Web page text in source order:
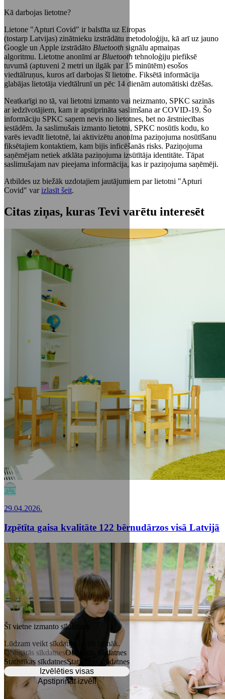
Šī vietne izmanto sīkdatnes
Lūdzam veikt sīkdatņu izvēli zemāk.
Obligātās sīkdatnesObligātās sīkdatnes
Statistikas sīkdatnesStatistikas sīkdatnes
Izvēlēties visas
Apstiprināt izvēli
Kā darbojas lietotne?
Lietone "Apturi Covid" ir balstīta uz Eiropas
(tostarp Latvijas) zinātnieku izstrādātu metodoloģiju, kā arī uz jauno
Google un Apple izstrādāto Bluetooth signālu apmaiņas
algoritmu. Lietotne anonīmi ar Bluetooth tehnoloģiju piefiksē
tuvumā (aptuveni 2 metri un ilgāk par 15 minūtēm) esošos
viedtālruņus, kuros arī darbojas šī lietotne. Fiksētā informācija
glabājas lietotāja viedtālrunī un pēc 14 dienām automātiski dzēšas.
Neatkarīgi no tā, vai lietotni izmanto vai neizmanto, SPKC sazinās
ar iedzīvotājiem, kam ir apstiprināta saslimšana ar COVID-19. Šo
informāciju SPKC saņem nevis no lietotnes, bet no ārstniecības
iestādēm. Ja saslimušais izmanto lietotni, SPKC nosūtīs kodu, ko
varēs ievadīt lietotnē, lai aktivizētu anonīma paziņojuma nosūtīšanu
fiksētajiem kontaktiem, kam bijis inficēšanās risks. Paziņojuma
saņēmējam netiek atklāta paziņojuma izsūtītāja identitāte. Tāpat
saslimušajam nav pieejama informācija, kas ir paziņojuma saņēmēji.
Atbildes uz biežāk uzdotajiem jautājumiem par lietotni "Apturi
Covid" varizlasīt šeit.
Citas ziņas, kuras Tevi varētu interesēt
29.04.2026.
Izpētīta gaisa kvalitāte 122 bērnudārzos visā Latvijā